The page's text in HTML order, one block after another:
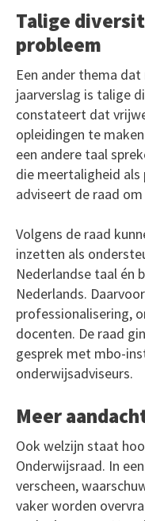
Talige
probleem
Een ander thema
jaarverslag is talige
constateert dat
opleidingen te
een andere taal
die meertaligheid als
adviseert de raad
Volgens de raad
inzetten als
Nederlandse taal én
Nederlands.
professionalisering,
docenten. De raad
gesprek met mbo-
onderwijsadviseurs.
Meer
Ook welzijn staat
Onderwijsraad. In een
verscheen,
vaker worden